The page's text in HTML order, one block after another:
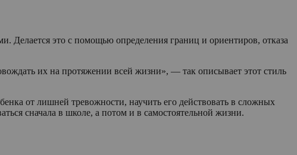
Делается это с помощью определения границ и ориентиров, отказа
их на протяжении всей жизни», — так описывает этот стиль
от лишней тревожности, научить его действовать в сложных
сначала в школе, а потом и в самостоятельной жизни.